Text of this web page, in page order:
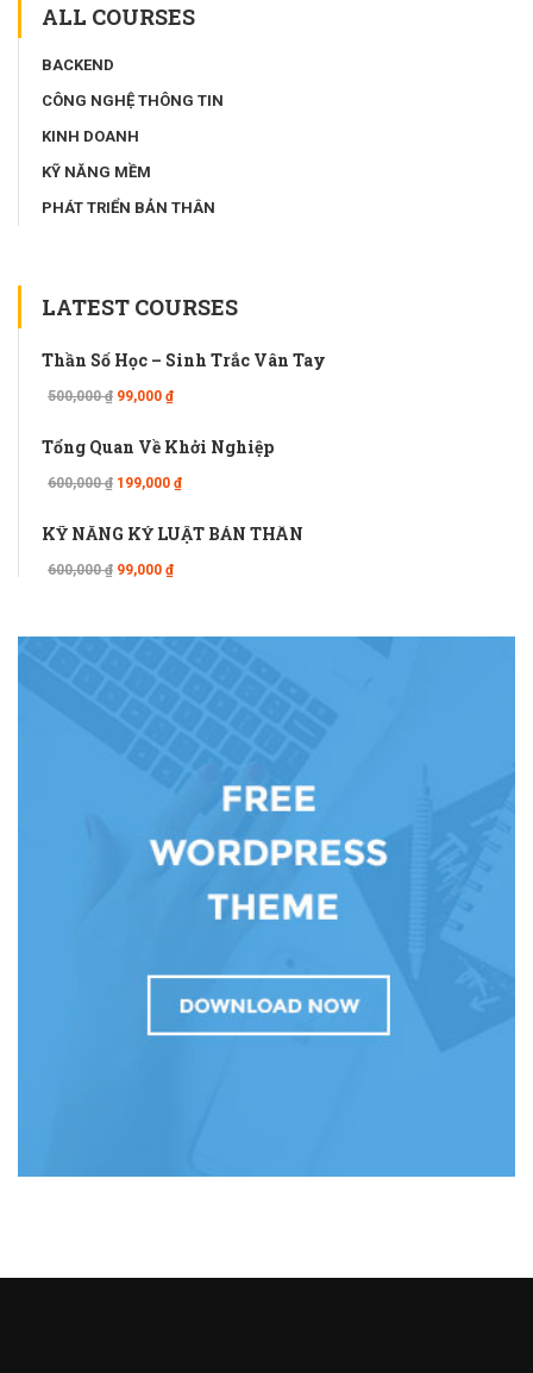
ALL COURSES
BACKEND
CÔNG NGHỆ THÔNG TIN
KINH DOANH
KỸ NĂNG MỀM
PHÁT TRIỂN BẢN THÂN
LATEST COURSES
Thần Số Học – Sinh Trắc Vân Tay
500,000 ₫ 99,000 ₫
Tổng Quan Về Khởi Nghiệp
600,000 ₫ 199,000 ₫
KỸ NĂNG KỶ LUẬT BẢN THÂN
600,000 ₫ 99,000 ₫